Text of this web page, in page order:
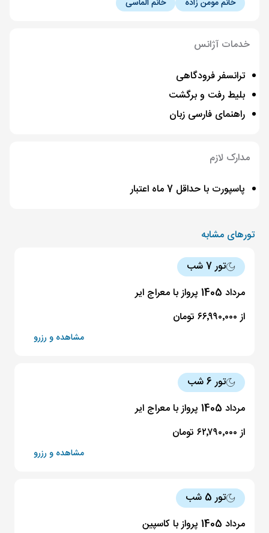
خانم مومن زاده
خانم الماسی
خدمات آژانس
ترانسفر فرودگاهی
بلیط رفت و برگشت
راهنمای فارسی زبان
مدارک لازم
پاسپورت با حداقل 7 ماه اعتبار
تورهای مشابه
تور 7 شب
مرداد 1405 پرواز با معراج ایر
از ۶۶٬۹۹۰٬۰۰۰ تومان
مشاهده و رزرو
تور 6 شب
مرداد 1405 پرواز با معراج ایر
از ۶۲٬۷۹۰٬۰۰۰ تومان
مشاهده و رزرو
تور 5 شب
مرداد 1405 پرواز با کاسپین